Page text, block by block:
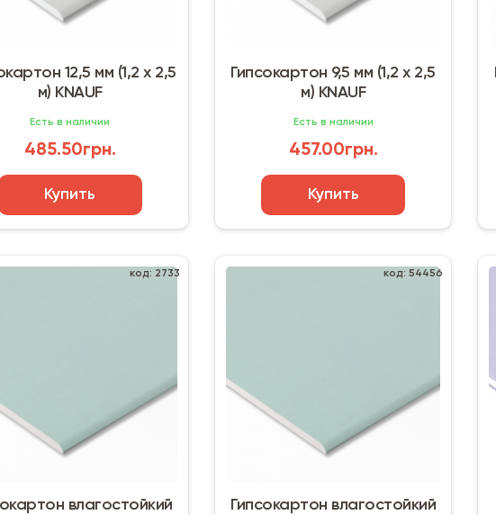
12,5 мм (1,2 х 2,5
м) KNAUF
Есть в наличии
485.50грн.
Купить
Гипсокартон 9,5 мм (1,2 х 2,5
м) KNAUF
Есть в наличии
457.00грн.
Купить
код: 2733
влагостойкий
код: 54456
Гипсокартон влагостойкий